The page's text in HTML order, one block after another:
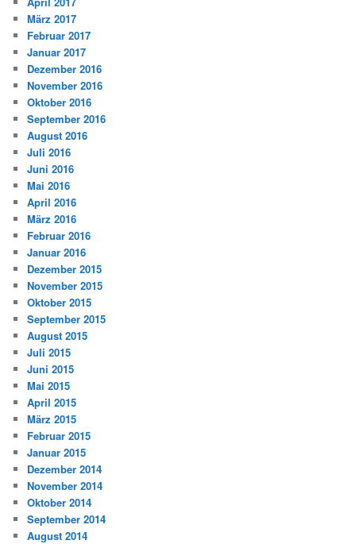
März 2017
Februar 2017
Januar 2017
Dezember 2016
November 2016
Oktober 2016
September 2016
August 2016
Juli 2016
Juni 2016
Mai 2016
April 2016
März 2016
Februar 2016
Januar 2016
Dezember 2015
November 2015
Oktober 2015
September 2015
August 2015
Juli 2015
Juni 2015
Mai 2015
April 2015
März 2015
Februar 2015
Januar 2015
Dezember 2014
November 2014
Oktober 2014
September 2014
August 2014